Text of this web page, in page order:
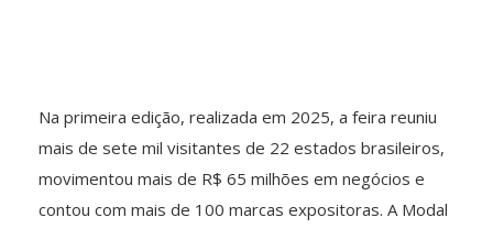
Na primeira edição, realizada em 2025, a feira reuniu
mais de sete mil visitantes de 22 estados brasileiros,
movimentou mais de R$ 65 milhões em negócios e
contou com mais de 100 marcas expositoras. A Modal